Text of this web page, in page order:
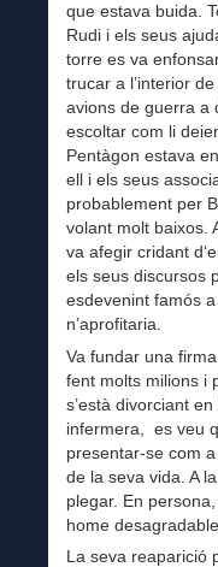
que estava buida.
Rudi i els seus
torre es va
trucar a l’interior
avions de guerra a
escoltar com li
Pentàgon estava
ell i els seus
probablement per
volant molt baixos.
va afegir cridant
els seus discursos
esdevenint famós
n’aprofitaria.
Va fundar una
fent molts milions i
s’està divorciant
infermera, es veu
presentar-se com
de la seva vida. A
plegar. En
home desagradable.
La seva reaparició